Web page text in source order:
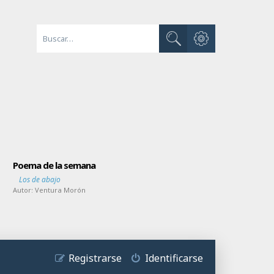
Buscar
Búsqueda avanzada
Poema de la semana
Los de abajo
Autor:Ventura Morón
Identificarse
Registrarse